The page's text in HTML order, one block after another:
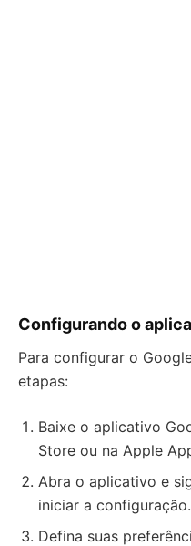
Configurando o
Para configurar o
etapas:
Baixe o aplicativo
Store ou na Apple
Abra o aplicativo e
iniciar a configuração.
Defina suas